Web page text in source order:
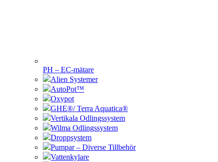
PH – EC-mätare
Alien Systemer
AutoPot™
Oxypot
GHE®/ Terra Aquatica®
Vertikala Odlingssystem
Wilma Odlingssystem
Droppsystem
Pumpar – Diverse Tillbehör
Vattenkylare